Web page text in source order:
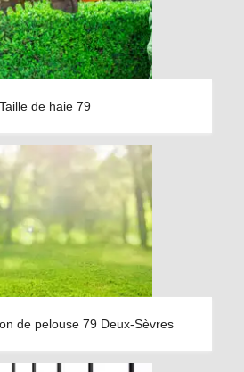
Taille de haie 79
de pelouse 79 Deux-Sèvres